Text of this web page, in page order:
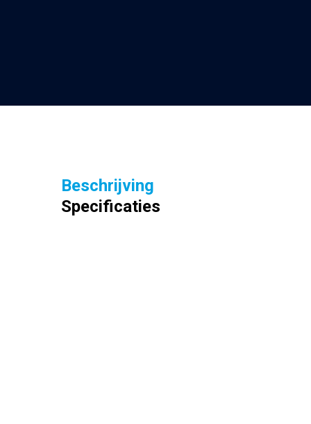
Beschrijving
Specificaties